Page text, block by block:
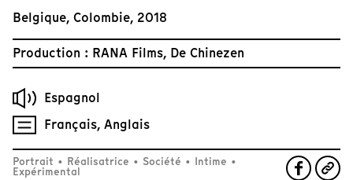
Belgique, Colombie, 2018
Production : RANA Films, De Chinezen
Espagnol
Français, Anglais
Portrait • Réalisatrice • Société • Intime •
Expérimental